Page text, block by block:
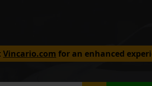
Vincario.com for an enhanced